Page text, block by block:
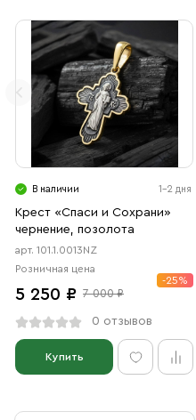
В наличии 1-2 дня
Крест «Спаси и Сохрани»
чернение, позолота
арт. 101.1.0013NZ
Розничная цена
5 250 ₽ 7 000 ₽
-25%
0 отзывов
Купить